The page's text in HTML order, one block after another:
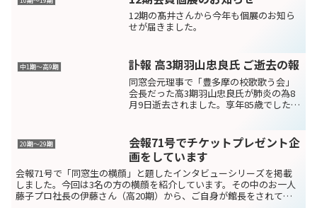
12期の髙井さんから今年も個展のお知ら
せが届きました。
中1期～高9期 訃報 高3期羽山忠良氏 ご逝去の報
同窓会元理事で「豊多摩の校歌歌う会」
会長だった高3期羽山忠良氏が肺炎の為8
月9日逝去されました。享年85歳でした。
〒151-0066 渋谷区西原2-42-1 ...
20期〜29期
会報71号でチケットプレゼント企
画をしています
会報71号で「同窓生の横顔」と題したインタビューシリーズを掲載
しました。今回は3名の方の横顔を紹介しています。その中のお一人
藤子プロ社長の伊藤さん（高20期）から、ご自身が館長をされてい